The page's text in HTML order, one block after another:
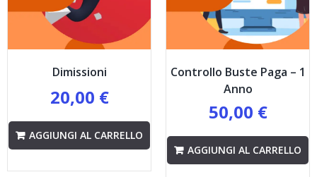
Dimissioni
20,00 €
AGGIUNGI AL CARRELLO
Controllo Buste Paga – 1
Anno
50,00 €
AGGIUNGI AL CARRELLO